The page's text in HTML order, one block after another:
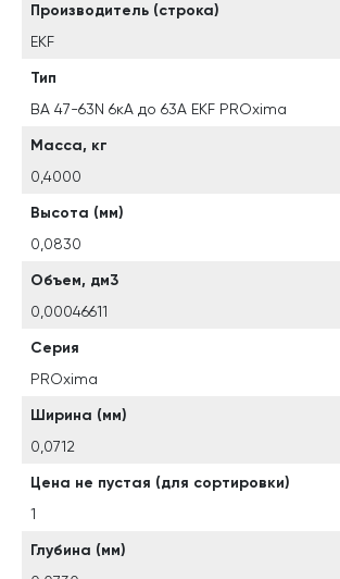
Производитель (строка)
EKF
Тип
ВА 47-63N 6кА до 63А EKF PROxima
Масса, кг
0,4000
Высота (мм)
0,0830
Объем, дм3
0,00046611
Серия
PROxima
Ширина (мм)
0,0712
Цена не пустая (для сортировки)
1
Глубина (мм)